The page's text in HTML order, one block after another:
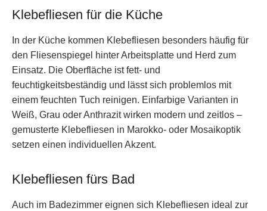
Klebefliesen für die Küche
In der Küche kommen Klebefliesen besonders häufig für
den Fliesenspiegel hinter Arbeitsplatte und Herd zum
Einsatz. Die Oberfläche ist fett- und
feuchtigkeitsbeständig und lässt sich problemlos mit
einem feuchten Tuch reinigen. Einfarbige Varianten in
Weiß, Grau oder Anthrazit wirken modern und zeitlos –
gemusterte Klebefliesen in Marokko- oder Mosaikoptik
setzen einen individuellen Akzent.
Klebefliesen fürs Bad
Auch im Badezimmer eignen sich Klebefliesen ideal zur